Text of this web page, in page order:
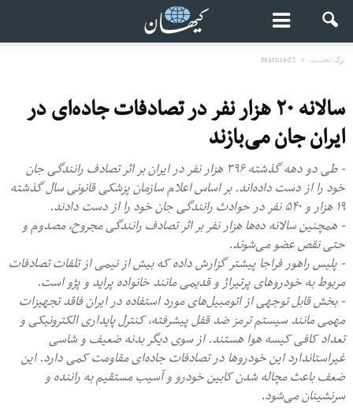
برگ نخست Featured2
سالانه ۲۰ هزار نفر در تصادفات جاده‌ای در
ایران جان می‌بازند
- طی دو دهه گذشته ۳۹۶ هزار نفر در ایران بر اثر تصادف رانندگی جان
خود را از دست داده‌اند. بر اساس اعلام سازمان پزشکی قانونی سال گذشته
۱۹ هزار و ۵۴۰ نفر در حوادث رانندگی جان خود را از دست دادند.
- همچنین سالانه ده‌ها هزار نفر بر اثر تصادف رانندگی مجروح، مصدوم و
حتی نقص عضو می‌شوند.
- پلیس راهور فراجا پیشتر گزارش داده که بیش از نیمی از تلفات تصادفات
مربوط به خودروهای پرتیراژ و قدیمی مانند خانواده پراید و پژو است.
- بخش قابل توجهی از اتومبیل‌های مورد استفاده در ایران فاقد تجهیزات
مهمی مانند سیستم ترمز ضد قفل پیشرفته، کنترل پایداری الکترونیکی و
تعداد کافی کیسه هوا هستند. از سوی دیگر بدنه ضعیف و شاسی
غیراستاندارد این خودروها در تصادفات جاده‌ای مقاومت کمی دارد. این
ضعف باعث مچاله شدن کابین خودرو و آسیب مستقیم به راننده و
سرنشینان می‌شود.